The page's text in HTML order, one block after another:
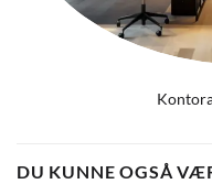
DU KUNNE OGSÅ